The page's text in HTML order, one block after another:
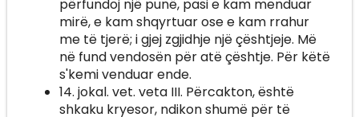
përfundoj një punë, pasi e kam menduar
mirë, e kam shqyrtuar ose e kam rrahur
me të tjerë; i gjej zgjidhje një çështjeje. Më
në fund vendosën për atë çështje. Për këtë
s'kemi venduar ende.
14. jokal. vet. veta III. Përcakton, është
shkaku kryesor, ndikon shumë për të